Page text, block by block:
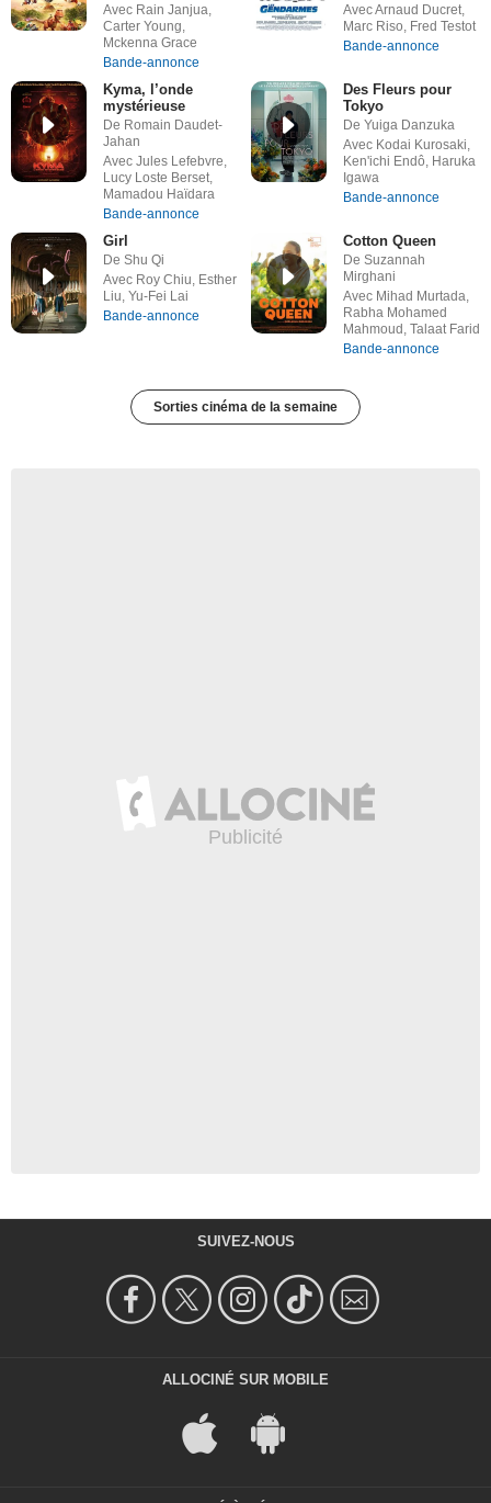
Avec Rain Janjua,
Carter Young,
Mckenna Grace
Bande-annonce
Avec Arnaud Ducret,
Marc Riso, Fred Testot
Bande-annonce
Kyma, l’onde
mystérieuse
De Romain Daudet-
Jahan
Avec Jules Lefebvre,
Lucy Loste Berset,
Mamadou Haïdara
Bande-annonce
Des Fleurs pour
Tokyo
De Yuiga Danzuka
Avec Kodai Kurosaki,
Ken'ichi Endô, Haruka
Igawa
Bande-annonce
Girl
De Shu Qi
Avec Roy Chiu, Esther
Liu, Yu-Fei Lai
Bande-annonce
Cotton Queen
De Suzannah
Mirghani
Avec Mihad Murtada,
Rabha Mohamed
Mahmoud, Talaat Farid
Bande-annonce
Sorties cinéma de la semaine
SUIVEZ-NOUS
ALLOCINÉ SUR MOBILE